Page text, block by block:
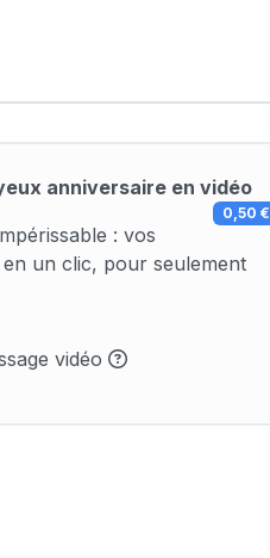
anniversaire en vidéo
0,50 €
: vos
un clic, pour seulement
vidéo